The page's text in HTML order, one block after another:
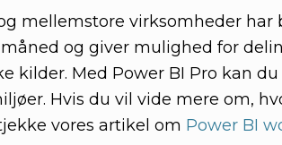
mellemstore virksomheder har
og giver mulighed for
kilder. Med Power BI Pro kan
Hvis du vil vide mere om,
vores artikel om Power BI